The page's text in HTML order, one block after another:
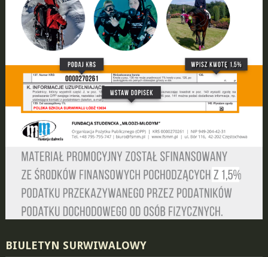
BIULETYN SURWIWALOWY